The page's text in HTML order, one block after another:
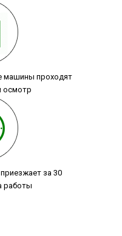
машины проходят
осмотр
за 30
работы